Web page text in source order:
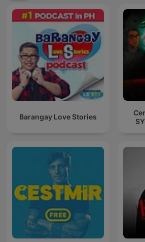
Barangay Love Stories